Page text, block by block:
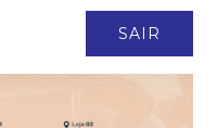
SAIR
fundador da Construtora do